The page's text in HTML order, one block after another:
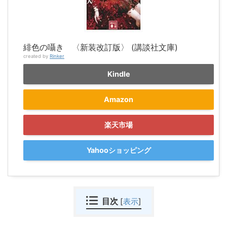
緋色の囁き 〈新装改訂版〉 (講談社文庫)
created by Rinker
Kindle
Amazon
楽天市場
Yahooショッピング
目次 [表示]